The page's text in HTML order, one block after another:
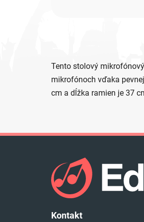
Tento stolový
mikrofónoch vďaka
cm a dĺžka ramien je 37
Kontakt